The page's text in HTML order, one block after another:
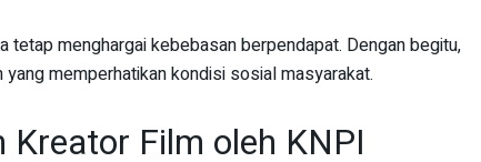
menghargai kebebasan berpendapat. Dengan begitu,
memperhatikan kondisi sosial masyarakat.
Film oleh KNPI